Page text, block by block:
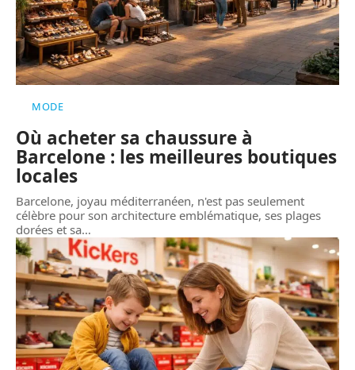
MODE
Où acheter sa chaussure à
Barcelone : les meilleures boutiques
locales
Barcelone, joyau méditerranéen, n'est pas seulement
célèbre pour son architecture emblématique, ses plages
dorées et sa…